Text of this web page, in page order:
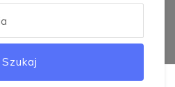
Szukaj